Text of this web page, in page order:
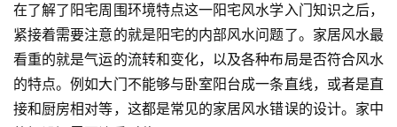
在了解了阳宅周围环境特点这一阳宅风水学入门知识之后，
紧接着需要注意的就是阳宅的内部风水问题了。家居风水最
看重的就是气运的流转和变化，以及各种布局是否符合风水
的特点。例如大门不能够与卧室阳台成一条直线，或者是直
接和厨房相对等，这都是常见的家居风水错误的设计。家中